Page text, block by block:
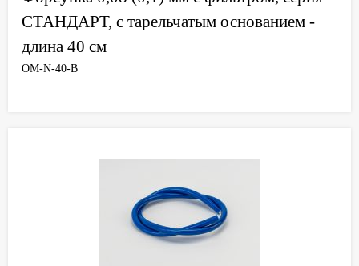
СТАНДАРТ, с тарельчатым основанием -
длина 40 см
OM-N-40-B